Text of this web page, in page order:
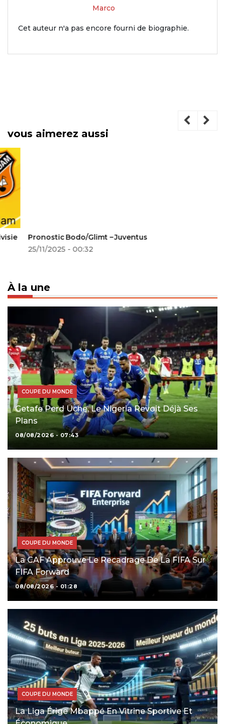
Marco
Cet auteur n'a pas encore fourni de biographie.
vous aimerez aussi
Pronostic Bodo/Glimt – Juventus
25/11/2025 - 00:32
À la une
COUPE DU MONDE
Getafe Perd Uche, Le Nigeria Revoit Déjà Ses
Plans
08/08/2026 - 07:43
COUPE DU MONDE
La CAF Approuve Le Recadrage De La FIFA Sur
FIFA Forward
08/08/2026 - 01:28
COUPE DU MONDE
La Liga Érige Mbappé En Vitrine Sportive Et